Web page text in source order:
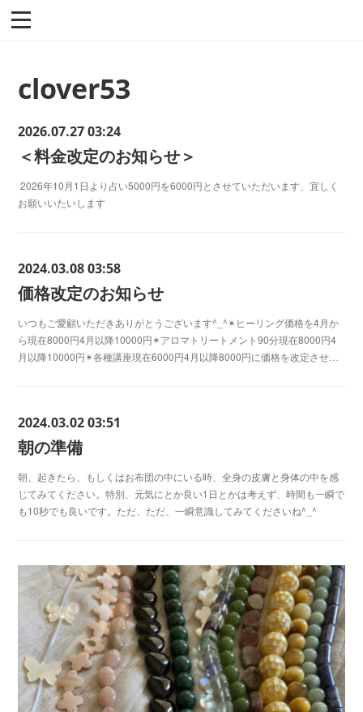
clover53
2026.07.27 03:24
＜料金改定のお知らせ＞
2026年10月1日より占い5000円を6000円とさせていただいます、宜しく
お願いいたいします
2024.03.08 03:58
価格改定のお知らせ
いつもご愛顧いただきありがとうございます^_^✴︎ヒーリング価格を4月か
ら現在8000円4月以降10000円✴︎アロマトリートメント90分現在8000円4
月以降10000円✴︎各種講座現在6000円4月以降8000円に価格を改定させ…
2024.03.02 03:51
朝の準備
朝、起きたら、もしくはお布団の中にいる時、全身の皮膚と身体の中を感
じてみてください。特別、元気にとか良い1日とかは考えず、時間も一瞬で
も10秒でも良いです。ただ、ただ、一瞬意識してみてくださいね^_^